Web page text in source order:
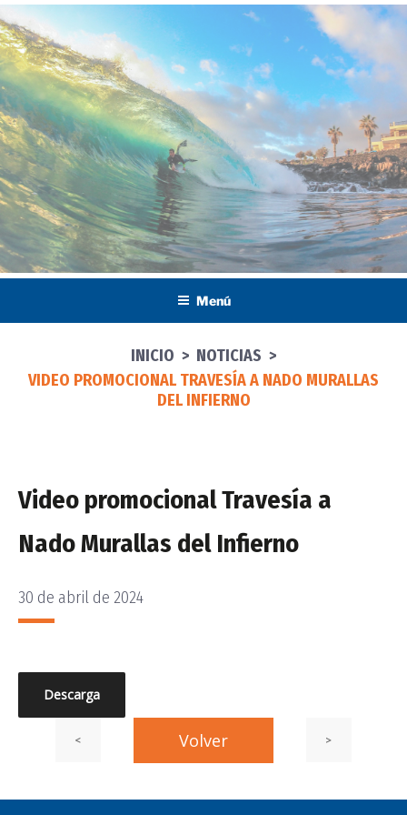
Saltar
al
contenido
Menú
INICIO > NOTICIAS >
VIDEO PROMOCIONAL TRAVESÍA A NADO MURALLAS
DEL INFIERNO
Video promocional Travesía a
Nado Murallas del Infierno
PUBLICADO
EL
30 de abril de 2024
Descarga
Navegación
Entrada
< Volver Navegación
Siguiente
>